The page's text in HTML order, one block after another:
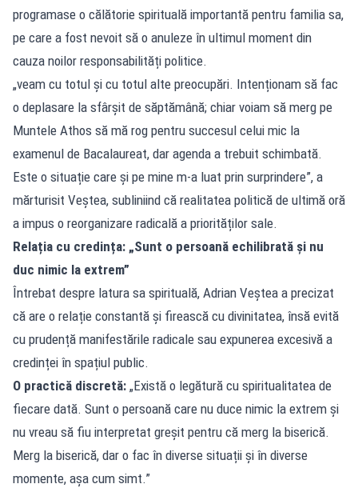
programase o călătorie spirituală importantă pentru familia sa,
pe care a fost nevoit să o anuleze în ultimul moment din
cauza noilor responsabilități politice.
„veam cu totul și cu totul alte preocupări. Intenționam să fac
o deplasare la sfârșit de săptămână; chiar voiam să merg pe
Muntele Athos să mă rog pentru succesul celui mic la
examenul de Bacalaureat, dar agenda a trebuit schimbată.
Este o situație care și pe mine m-a luat prin surprindere”, a
mărturisit Veștea, subliniind că realitatea politică de ultimă oră
a impus o reorganizare radicală a priorităților sale.
Relația cu credința: „Sunt o persoană echilibrată și nu
duc nimic la extrem”
Întrebat despre latura sa spirituală, Adrian Veștea a precizat
că are o relație constantă și firească cu divinitatea, însă evită
cu prudență manifestările radicale sau expunerea excesivă a
credinței în spațiul public.
O practică discretă: „Există o legătură cu spiritualitatea de
fiecare dată. Sunt o persoană care nu duce nimic la extrem și
nu vreau să fiu interpretat greșit pentru că merg la biserică.
Merg la biserică, dar o fac în diverse situații și în diverse
momente, așa cum simt.”